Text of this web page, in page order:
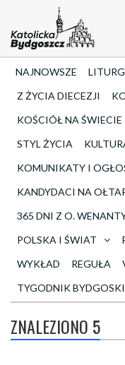
NAJNOWSZE
Z ŻYCIA DIECEZJI
KOŚCIÓŁ NA ŚWIECIE
STYL ŻYCIA
KOMUNIKATY I
KANDYDACI NA
365 DNI Z O.
POLSKA I ŚWIAT
WYKŁAD
REGUŁA
TYGODNIK BYDGOSKI
ZNALEZIONO 5